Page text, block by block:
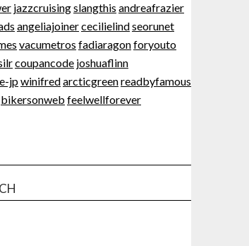
jazzcruisingslangthis andreafrazier
angeliajoinercecilielindseorunet
vacumetros fadiaragonforyouto
coupancode joshuaflinn
jpwinifredarcticgreenreadbyfamous
bikersonweb feelwellforever